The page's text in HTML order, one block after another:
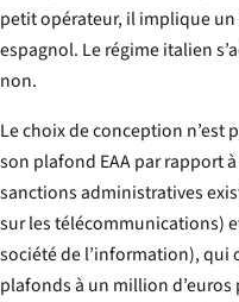
petit opérateur, il implique
espagnol. Le régime italien
non.
Le choix de conception n’est
son plafond EAA par rapport
sanctions administratives
sur les télécommunications)
société de l’information), qui
plafonds à un million